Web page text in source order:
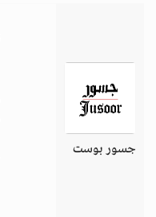
جسور بوست